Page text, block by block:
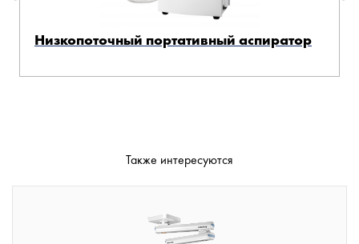
Низкопоточный портативный аспиратор
Также интересуются